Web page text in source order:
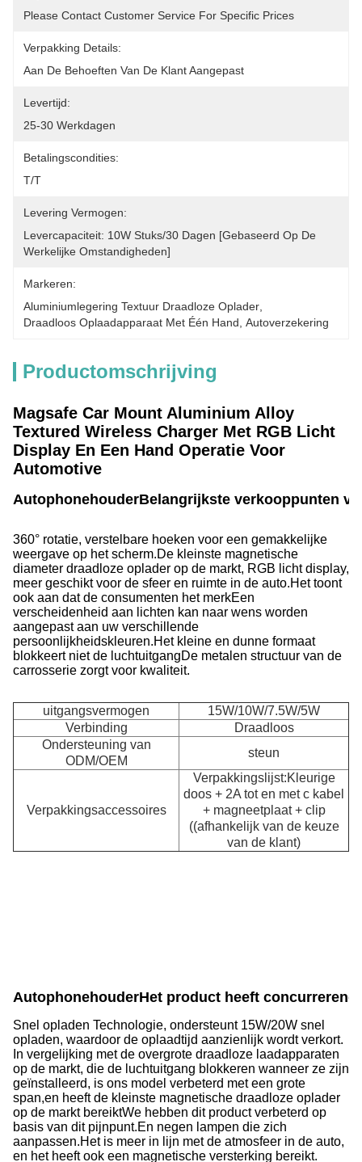
Please Contact Customer Service For Specific Prices
Verpakking Details:
Aan De Behoeften Van De Klant Aangepast
Levertijd:
25-30 Werkdagen
Betalingscondities:
T/T
Levering Vermogen:
Levercapaciteit: 10W Stuks/30 Dagen [gebaseerd Op De
Werkelijke Omstandigheden]
Markeren:
Aluminiumlegering Textuur Draadloze Oplader
Draadloos Oplaadapparaat Met Één Hand Autoverzekering
Productomschrijving
Magsafe Car Mount Aluminium Alloy
Textured Wireless Charger Met RGB Licht
Display En Een Hand Operatie Voor
Automotive
AutophonehouderBelangrijkste verkooppunten
360° rotatie, verstelbare hoeken voor een gemakkelijke
weergave op het scherm.De kleinste magnetische
diameter draadloze oplader op de markt, RGB licht display,
meer geschikt voor de sfeer en ruimte in de auto.Het toont
ook aan dat de consumenten het merkEen
verscheidenheid aan lichten kan naar wens worden
aangepast aan uw verschillende
persoonlijkheidskleuren.Het kleine en dunne formaat
blokkeert niet de luchtuitgangDe metalen structuur van de
carrosserie zorgt voor kwaliteit.
uitgangsvermogen
15W/10W/7.5W/5W
Verbinding
Draadloos
Ondersteuning van
ODM/OEM
steun
Verpakkingsaccessoires
Verpakkingslijst:Kleurige
doos + 2A tot en met c kabel
+ magneetplaat + clip
((afhankelijk van de keuze
van de klant)
AutophonehouderHet product heeft
Snel opladen Technologie, ondersteunt 15W/20W snel
opladen, waardoor de oplaadtijd aanzienlijk wordt verkort.
In vergelijking met de overgrote draadloze laadapparaten
op de markt, die de luchtuitgang blokkeren wanneer ze zijn
geïnstalleerd, is ons model verbeterd met een grote
span,en heeft de kleinste magnetische draadloze oplader
op de markt bereiktWe hebben dit product verbeterd op
basis van dit pijnpunt.En negen lampen die zich
aanpassen.Het is meer in lijn met de atmosfeer in de auto,
en het heeft ook een magnetische versterking bereikt.